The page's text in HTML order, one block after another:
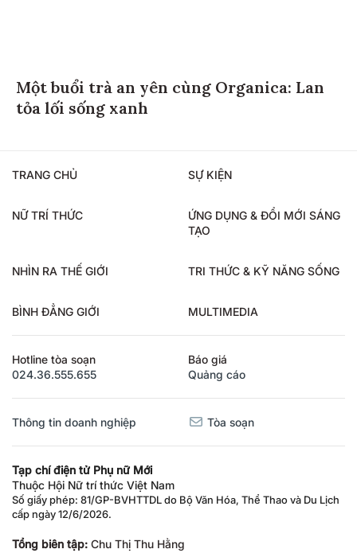
Một buổi trà an yên cùng Organica: Lan
tỏa lối sống xanh
TRANG CHỦ SỰ KIỆN
NỮ TRÍ THỨC
ỨNG DỤNG & ĐỔI MỚI SÁNG
TẠO
NHÌN RA THẾ GIỚI TRI THỨC & KỸ NĂNG SỐNG
BÌNH ĐẲNG GIỚI MULTIMEDIA
Hotline tòa soạn
024.36.555.655
Báo giá
Quảng cáo
Thông tin doanh nghiệp Tòa soạn
Tạp chí điện tử Phụ nữ Mới
Thuộc Hội Nữ trí thức Việt Nam
Số giấy phép: 81/GP-BVHTTDL do Bộ Văn Hóa, Thể Thao và Du Lịch
cấp ngày 12/6/2026.
Tổng biên tập: Chu Thị Thu Hằng